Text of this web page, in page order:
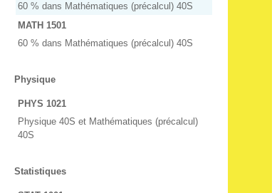
60 % dans Mathématiques (précalcul) 40S
MATH 1501
60 % dans Mathématiques (précalcul) 40S
Physique
PHYS 1021
Physique 40S et Mathématiques (précalcul)
40S
Statistiques